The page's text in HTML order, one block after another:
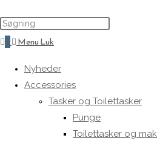
website
search
0 MenuLuk
Nyheder
Accessories
Tasker og Toilettasker
Punge
Toilettasker og